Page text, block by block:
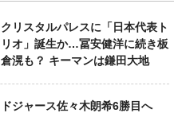
クリスタルパレスに「日本代表ト
リオ」誕生か…冨安健洋に続き板
倉滉も？ キーマンは鎌田大地
ドジャース佐々木朗希6勝目へ